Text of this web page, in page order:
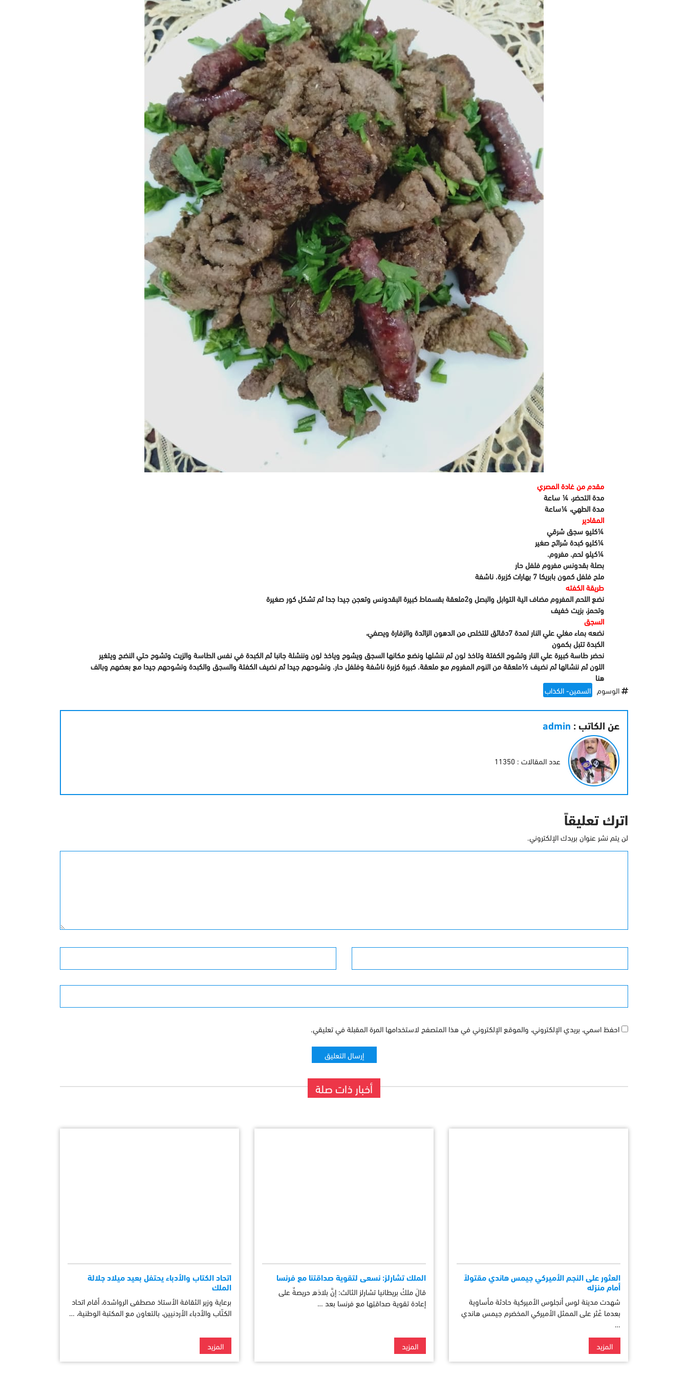
مقدم من غادة المصري
مدة التحضر، ¼ ساعة
مدة الطهي، ¼ساعة
المقادير
¼كليو سجق شرقي
¼كليو كبدة شرائح صغير
¼كيلو لحم. مفروم.
بصلة بقدونس مفروم فلفل حار
ملح فلفل كمون بابريكا 7 بهارات كزبرة. ناشفة
طريقة الكفته
نضع اللحم المفروم مضاف الية التوابل والبصل و2ملعقة بقسماط كبيرة البقدونس وتعجن جيدا جدا ثم تشكل كور صغيرة
وتحمز، بزيت خفيف
السجق
نضعه بماء مغلي علي النار لمدة 7دقائق للتخلص من الدهون الزائدة والزفارة ويصفي،
الكبدة تتبل بكمون
نحضر طاسة كبيرة علي النار وتشوح الكفتة وتاخذ لون ثم ننشلها ونضع مكانها السجق ويشوح وياخذ لون وننشلة جانبا ثم الكبدة في نفس الطاسة والزيت وتشوح حتي النضج ويتغير
اللون ثم ننشالها ثم نضيف ½ملعقة من النوم المفروم مع ملعقة. كبيرة كزبرة ناشفة وفلفل حار. ونشوحهم جيدا ثم نضيف الكفتة والسجق والكبدة ونشوحهم جيدا مع بعضهم وبالف
هنا
الوسوم السمين- الكذاب
عن الكاتب : admin
عدد المقالات : 11350
اترك تعليقاً
لن يتم نشر عنوان بريدك الإلكتروني.
احفظ اسمي، بريدي الإلكتروني، والموقع الإلكتروني في هذا المتصفح لاستخدامها المرة المقبلة في تعليقي.
أخبار ذات صلة
العثور على النجم الأميركي جيمس هاندي مقتولاً
أمام منزله
شهدت مدينة لوس أنجلوس الأميركية حادثة مأساوية
بعدما عُثر على الممثل الأميركي المخضرم جيمس هاندي
…
المزيد
الملك تشارلز: نسعى لتقوية صداقتنا مع فرنسا
قالَ ملكُ بريطانيا تشارلز الثالث: إنَّ بلادَه حريصةٌ على
إعادة تقوية صداقتِها مع فرنسا بعد …
المزيد
اتحاد الكتاب والأدباء يحتفل بعيد ميلاد جلالة
الملك
برعاية وزير الثقافة الأستاذ مصطفى الرواشدة، أقام اتحاد
الكتّاب والأدباء الأردنيين، بالتعاون مع المكتبة الوطنية، …
المزيد